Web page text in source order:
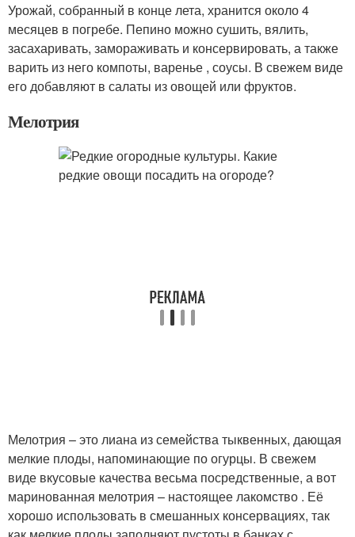
Урожай, собранный в конце лета, хранится около 4
месяцев в погребе. Пепино можно сушить, вялить,
засахаривать, замораживать и консервировать, а также
варить из него компоты, варенье , соусы. В свежем виде
его добавляют в салаты из овощей или фруктов.
Мелотрия
Мелотрия – это лиана из семейства тыквенных, дающая
мелкие плоды, напоминающие по огурцы. В свежем
виде вкусовые качества весьма посредственные, а вот
маринованная мелотрия – настоящее лакомство . Её
хорошо использовать в смешанных консервациях, так